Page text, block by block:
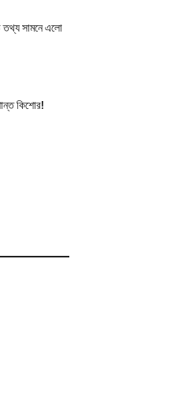
তথ্য সামনে এলো
কিশোর!